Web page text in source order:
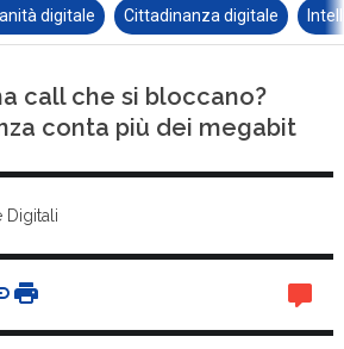
digitale Cittadinanza digitale
call che si bloccano?
conta più dei megabit
Digitali